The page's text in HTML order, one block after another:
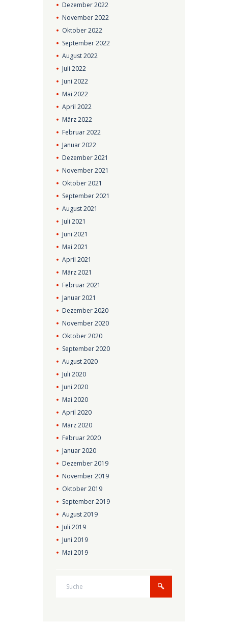
Dezember2022
November2022
Oktober2022
September2022
August2022
Juli2022
Juni2022
Mai2022
April2022
März2022
Februar2022
Januar2022
Dezember2021
November2021
Oktober2021
September2021
August2021
Juli2021
Juni2021
Mai2021
April2021
März2021
Februar2021
Januar2021
Dezember2020
November2020
Oktober2020
September2020
August2020
Juli2020
Juni2020
Mai2020
April2020
März2020
Februar2020
Januar2020
Dezember2019
November2019
Oktober2019
September2019
August2019
Juli2019
Juni2019
Mai2019